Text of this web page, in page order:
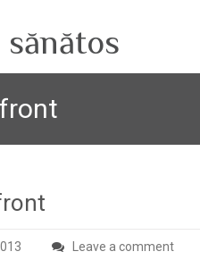
sănătos
Leave a comment